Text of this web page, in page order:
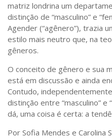
matriz londrina um
distinção de “masculino” e
Agender (“agênero”), trazia
estilo mais neutro que, na
gêneros.
O conceito de gênero e sua
está em discussão e ainda
Contudo,
distinção entre “masculino” e
dá, uma coisa é certa: a
Por Sofia Mendes e Carolina